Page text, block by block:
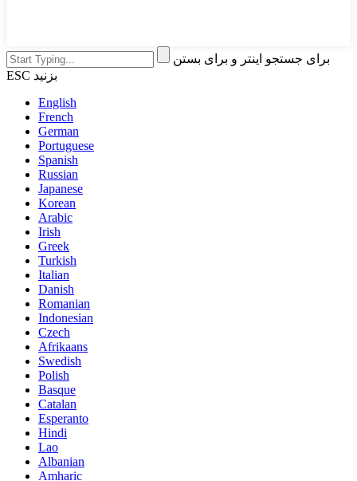
برای جستجو اینتر و برای بستن
ESC بزنید
English
French
German
Portuguese
Spanish
Russian
Japanese
Korean
Arabic
Irish
Greek
Turkish
Italian
Danish
Romanian
Indonesian
Czech
Afrikaans
Swedish
Polish
Basque
Catalan
Esperanto
Hindi
Lao
Albanian
Amharic